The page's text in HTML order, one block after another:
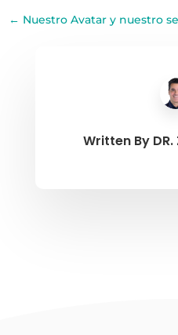
← Nuestro Avatar y nuestro
Written By DR.